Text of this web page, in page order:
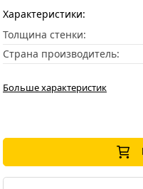
Характеристики:
Толщина стенки:
Страна производитель:
Больше характеристик